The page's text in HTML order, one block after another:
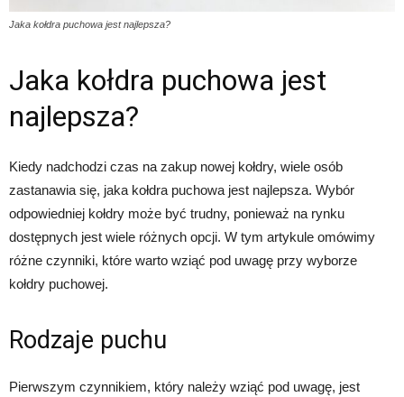
Jaka kołdra puchowa jest najlepsza?
Jaka kołdra puchowa jest
najlepsza?
Kiedy nadchodzi czas na zakup nowej kołdry, wiele osób
zastanawia się, jaka kołdra puchowa jest najlepsza. Wybór
odpowiedniej kołdry może być trudny, ponieważ na rynku
dostępnych jest wiele różnych opcji. W tym artykule omówimy
różne czynniki, które warto wziąć pod uwagę przy wyborze
kołdry puchowej.
Rodzaje puchu
Pierwszym czynnikiem, który należy wziąć pod uwagę, jest